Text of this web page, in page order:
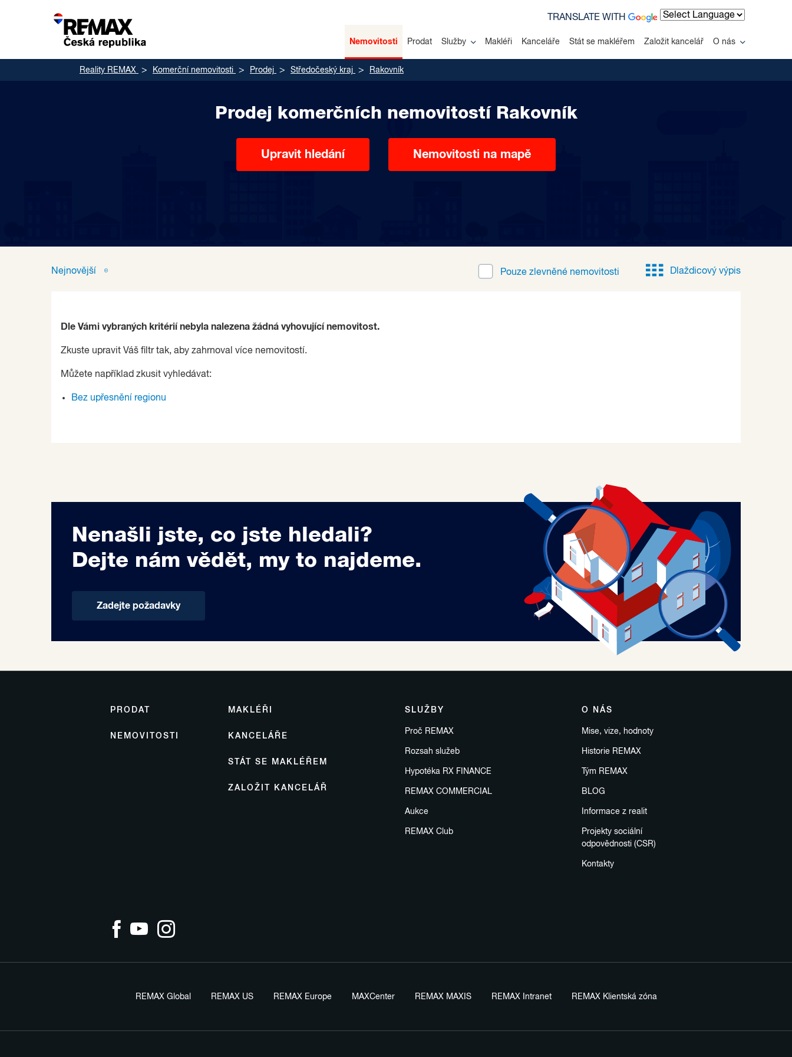
Nemovitosti Prodat Služby Makléři Kanceláře Stát se makléřem Založit kancelář O nás
TRANSLATE WITH
Reality REMAX Komerční nemovitosti Prodej Středočeský kraj Rakovník
Prodej komerčních nemovitostí Rakovník
Upravit hledání Nemovitosti na mapě
Nejnovější Pouze zlevněné nemovitosti Dlaždicový výpis
Dle Vámi vybraných kritérií nebyla nalezena žádná vyhovující nemovitost.
Zkuste upravit Váš filtr tak, aby zahrnoval více nemovitostí.
Můžete například zkusit vyhledávat:
Bez upřesnění regionu
Nenašli jste, co jste hledali?
Dejte nám vědět, my to najdeme.
Zadejte požadavky
PRODAT
NEMOVITOSTI
SLUŽBY
Proč REMAX
Rozsah služeb
Hypotéka RX FINANCE
REMAX COMMERCIAL
Aukce
REMAX Club
MAKLÉŘI
KANCELÁŘE
STÁT SE MAKLÉŘEM
ZALOŽIT KANCELÁŘ
O NÁS
Mise, vize, hodnoty
Historie REMAX
Tým REMAX
BLOG
Informace z realit
Projekty sociální
odpovědnosti (CSR)
Kontakty
REMAX Global REMAX US REMAX Europe MAXCenter REMAX MAXIS REMAX Intranet REMAX Klientská zóna